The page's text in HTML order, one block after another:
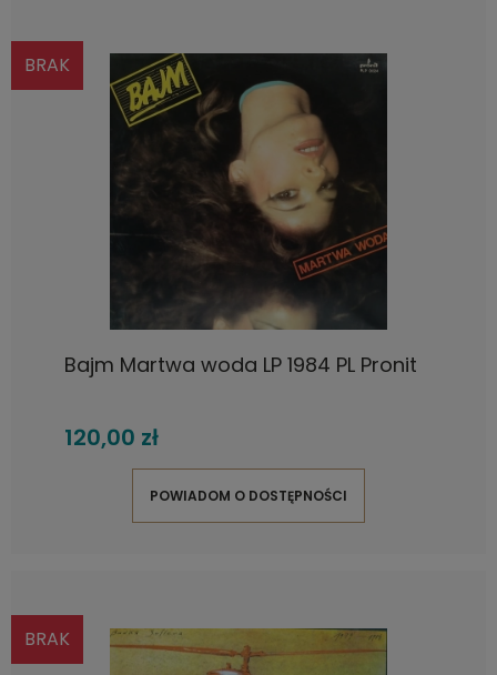
Bajm Martwa woda LP 1984 PL Pronit
120,00 zł
POWIADOM O DOSTĘPNOŚCI
BRAK
BRAK